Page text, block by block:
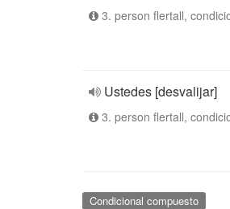
3. person flertall,
Ustedes [desvalijar]
3. person flertall,
Condicional compuesto